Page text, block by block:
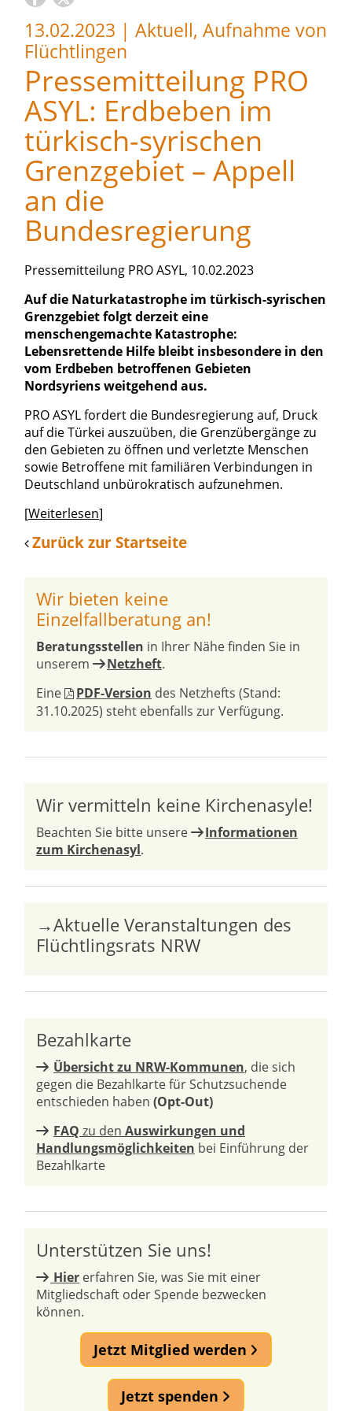
13.02.2023 | Aktuell, Aufnahme von
Flüchtlingen
Pressemitteilung PRO
ASYL: Erdbeben im
türkisch-syrischen
Grenzgebiet – Appell
an die
Bundesregierung
Pressemitteilung PRO ASYL, 10.02.2023
Auf die Naturkatastrophe im türkisch-syrischen
Grenzgebiet folgt derzeit eine
menschengemachte Katastrophe:
Lebensrettende Hilfe bleibt insbesondere in den
vom Erdbeben betroffenen Gebieten
Nordsyriens weitgehend aus.
PRO ASYL fordert die Bundesregierung auf, Druck
auf die Türkei auszuüben, die Grenzübergänge zu
den Gebieten zu öffnen und verletzte Menschen
sowie Betroffene mit familiären Verbindungen in
Deutschland unbürokratisch aufzunehmen.
[Weiterlesen]
Zurück zur Startseite
Wir bieten keine
Einzelfallberatung an!
Beratungsstellen in Ihrer Nähe finden Sie in
unserem
Netzheft.
Eine
PDF-Version des Netzhefts (Stand:
31.10.2025) steht ebenfalls zur Verfügung.
Wir vermitteln keine Kirchenasyle!
Beachten Sie bitte unsere
Informationen
zum Kirchenasyl.
→Aktuelle Veranstaltungen des
Flüchtlingsrats NRW
Bezahlkarte
Übersicht zu NRW-Kommunen, die sich
gegen die Bezahlkarte für Schutzsuchende
entschieden haben (Opt-Out)
FAQ zu den Auswirkungen und
Handlungsmöglichkeiten bei Einführung der
Bezahlkarte
Unterstützen Sie uns!
Hier erfahren Sie, was Sie mit einer
Mitgliedschaft oder Spende bezwecken
können.
Jetzt Mitglied werden
Jetzt spenden